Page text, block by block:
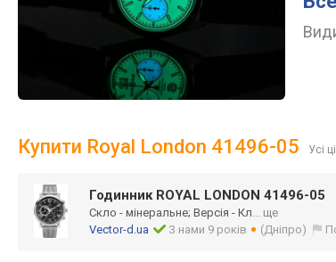
Купити Royal London 41496-05 Усі
Годинник ROYAL LONDON 41496-05
Скло - мінеральне; Версія - Кл... ще
Vector-d.ua
З нами 9 років (Дніпро)